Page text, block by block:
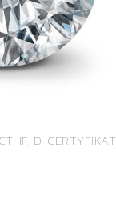
IF, D, CERTYFIKAT